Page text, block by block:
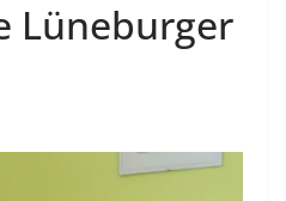
Lüneburger